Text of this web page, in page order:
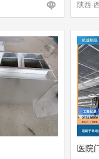
陕西-
医院